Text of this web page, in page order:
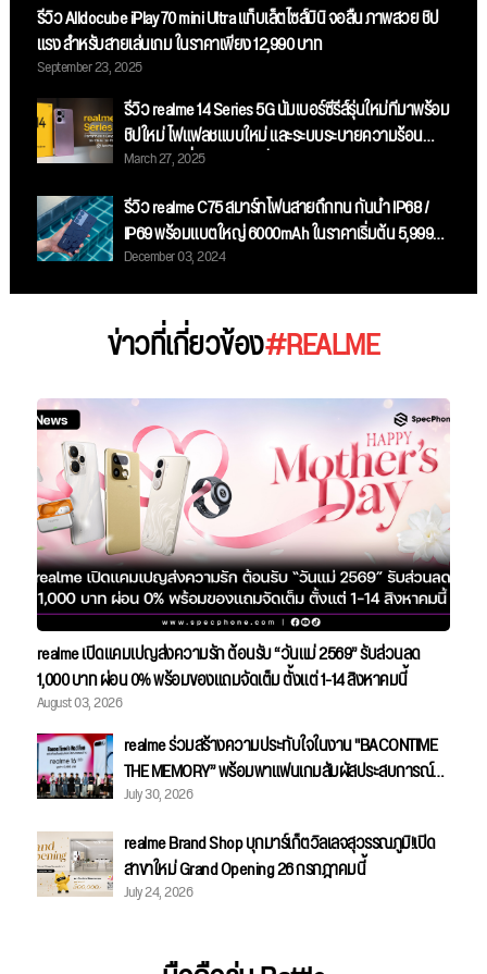
รีวิว Alldocube iPlay 70 mini Ultra แท็บเล็ตไซส์มินิ จอลื่น ภาพสวย ชิป
แรง สำหรับสายเล่นเกม ในราคาเพียง 12,990 บาท
September 23, 2025
รีวิว realme 14 Series 5G นัมเบอร์ซีรี่ส์รุ่นใหม่ที่มาพร้อม
ชิปใหม่ ไฟแฟลชแบบใหม่ และระบบระบายความร้อน
ขนาดใหญ่ที่สุด ในราคาเริ่มต้น 11,999 บาท
March 27, 2025
รีวิว realme C75 สมาร์ทโฟนสายถึกทน กันน้ำ IP68 /
IP69 พร้อมแบตใหญ่ 6000mAh ในราคาเริ่มต้น 5,999
บาท
December 03, 2024
ข่าวที่เกี่ยวข้อง#REALME
realme เปิดแคมเปญส่งความรัก ต้อนรับ “วันแม่ 2569” รับส่วนลด
1,000 บาท ผ่อน 0% พร้อมของแถมจัดเต็ม ตั้งแต่ 1-14 สิงหาคมนี้
August 03, 2026
realme ร่วมสร้างความประทับใจในงาน "BACONTIME
THE MEMORY” พร้อมพาแฟนเกมสัมผัสประสบการณ์
Gaming Master อย่างใกล้ชิด
July 30, 2026
realme Brand Shop บุกมาร์เก็ตวิลเลจสุวรรณภูมิ!เปิด
สาขาใหม่ Grand Opening 26 กรกฎาคมนี้
July 24, 2026